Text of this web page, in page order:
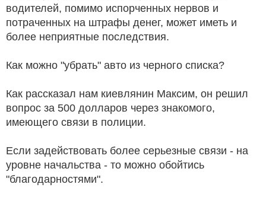
водителей, помимо испорченных нервов и
потраченных на штрафы денег, может иметь и
более неприятные последствия.
Как можно "убрать" авто из черного списка?
Как рассказал нам киевлянин Максим, он решил
вопрос за 500 долларов через знакомого,
имеющего связи в полиции.
Если задействовать более серьезные связи - на
уровне начальства - то можно обойтись
"благодарностями".